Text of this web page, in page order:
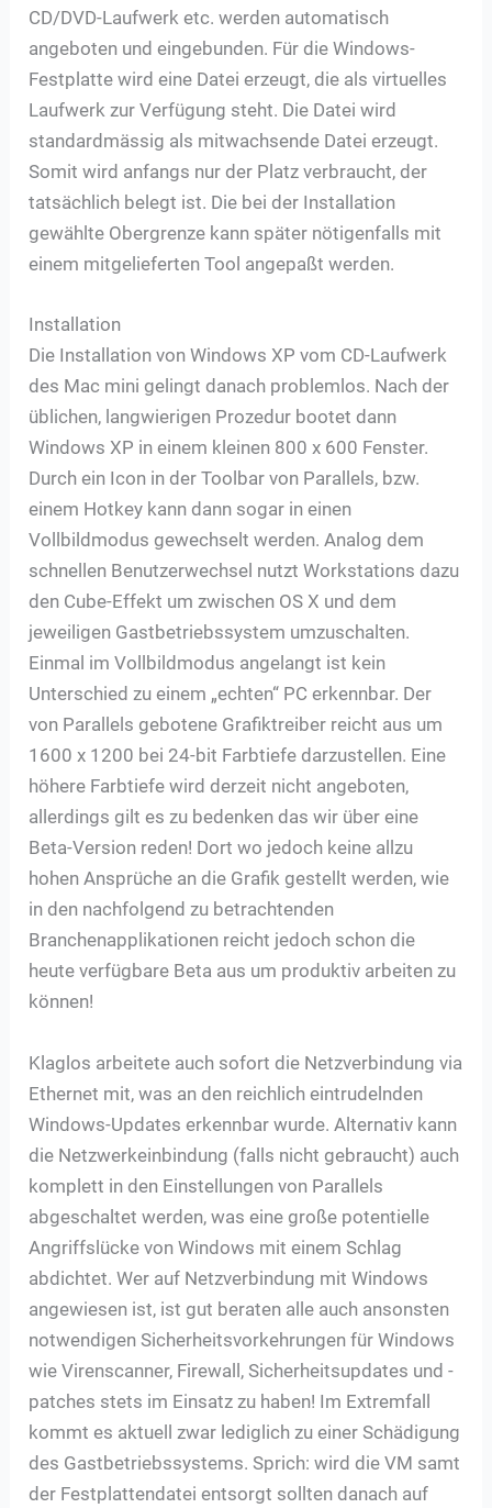
CD/DVD-Laufwerk etc. werden automatisch
angeboten und eingebunden. Für die Windows-
Festplatte wird eine Datei erzeugt, die als virtuelles
Laufwerk zur Verfügung steht. Die Datei wird
standardmässig als mitwachsende Datei erzeugt.
Somit wird anfangs nur der Platz verbraucht, der
tatsächlich belegt ist. Die bei der Installation
gewählte Obergrenze kann später nötigenfalls mit
einem mitgelieferten Tool angepaßt werden.
Installation
Die Installation von Windows XP vom CD-Laufwerk
des Mac mini gelingt danach problemlos. Nach der
üblichen, langwierigen Prozedur bootet dann
Windows XP in einem kleinen 800 x 600 Fenster.
Durch ein Icon in der Toolbar von Parallels, bzw.
einem Hotkey kann dann sogar in einen
Vollbildmodus gewechselt werden. Analog dem
schnellen Benutzerwechsel nutzt Workstations dazu
den Cube-Effekt um zwischen OS X und dem
jeweiligen Gastbetriebssystem umzuschalten.
Einmal im Vollbildmodus angelangt ist kein
Unterschied zu einem „echten“ PC erkennbar. Der
von Parallels gebotene Grafiktreiber reicht aus um
1600 x 1200 bei 24-bit Farbtiefe darzustellen. Eine
höhere Farbtiefe wird derzeit nicht angeboten,
allerdings gilt es zu bedenken das wir über eine
Beta-Version reden! Dort wo jedoch keine allzu
hohen Ansprüche an die Grafik gestellt werden, wie
in den nachfolgend zu betrachtenden
Branchenapplikationen reicht jedoch schon die
heute verfügbare Beta aus um produktiv arbeiten zu
können!
Klaglos arbeitete auch sofort die Netzverbindung via
Ethernet mit, was an den reichlich eintrudelnden
Windows-Updates erkennbar wurde. Alternativ kann
die Netzwerkeinbindung (falls nicht gebraucht) auch
komplett in den Einstellungen von Parallels
abgeschaltet werden, was eine große potentielle
Angriffslücke von Windows mit einem Schlag
abdichtet. Wer auf Netzverbindung mit Windows
angewiesen ist, ist gut beraten alle auch ansonsten
notwendigen Sicherheitsvorkehrungen für Windows
wie Virenscanner, Firewall, Sicherheitsupdates und -
patches stets im Einsatz zu haben! Im Extremfall
kommt es aktuell zwar lediglich zu einer Schädigung
des Gastbetriebssystems. Sprich: wird die VM samt
der Festplattendatei entsorgt sollten danach auf